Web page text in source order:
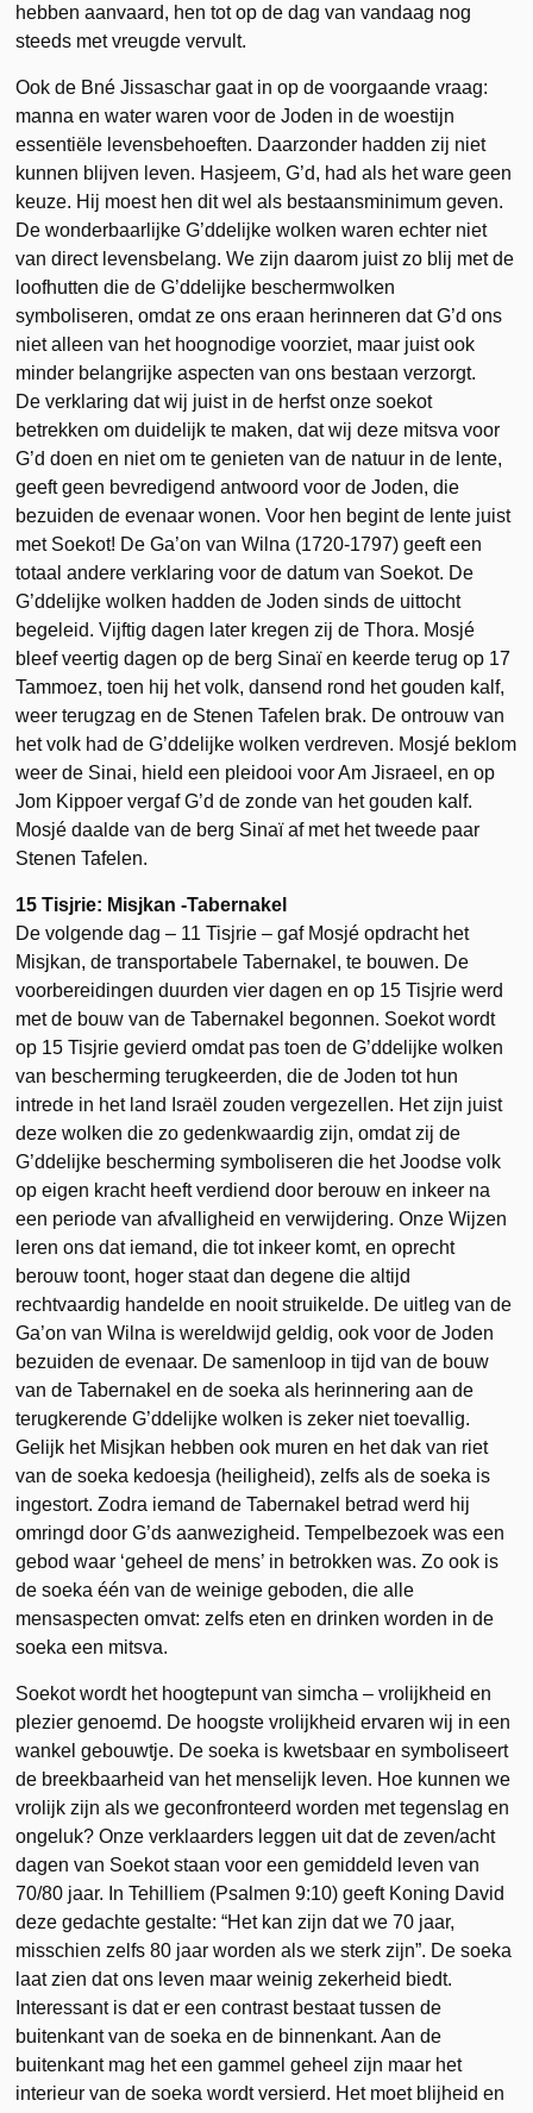
hebben aanvaard, hen tot op de dag van vandaag nog
steeds met vreugde vervult.
Ook de Bné Jissaschar gaat in op de voorgaande vraag:
manna en water waren voor de Joden in de woestijn
essentiële levensbehoeften. Daarzonder hadden zij niet
kunnen blijven leven. Hasjeem, G’d, had als het ware geen
keuze. Hij moest hen dit wel als bestaansminimum geven.
De wonderbaarlijke G’ddelijke wolken waren echter niet
van direct levensbelang. We zijn daarom juist zo blij met de
loofhutten die de G’ddelijke beschermwolken
symboliseren, omdat ze ons eraan herinneren dat G’d ons
niet alleen van het hoognodige voorziet, maar juist ook
minder belangrijke aspecten van ons bestaan verzorgt.
De verklaring dat wij juist in de herfst onze soekot
betrekken om duidelijk te maken, dat wij deze mitsva voor
G’d doen en niet om te genieten van de natuur in de lente,
geeft geen bevredigend antwoord voor de Joden, die
bezuiden de evenaar wonen. Voor hen begint de lente juist
met Soekot! De Ga’on van Wilna (1720-1797) geeft een
totaal andere verklaring voor de datum van Soekot. De
G’ddelijke wolken hadden de Joden sinds de uittocht
begeleid. Vijftig dagen later kregen zij de Thora. Mosjé
bleef veertig dagen op de berg Sinaï en keerde terug op 17
Tammoez, toen hij het volk, dansend rond het gouden kalf,
weer terugzag en de Stenen Tafelen brak. De ontrouw van
het volk had de G’ddelijke wolken verdreven. Mosjé beklom
weer de Sinai, hield een pleidooi voor Am Jisraeel, en op
Jom Kippoer vergaf G’d de zonde van het gouden kalf.
Mosjé daalde van de berg Sinaï af met het tweede paar
Stenen Tafelen.
15 Tisjrie: Misjkan -Tabernakel
De volgende dag – 11 Tisjrie – gaf Mosjé opdracht het
Misjkan, de transportabele Tabernakel, te bouwen. De
voorbereidingen duurden vier dagen en op 15 Tisjrie werd
met de bouw van de Tabernakel begonnen. Soekot wordt
op 15 Tisjrie gevierd omdat pas toen de G’ddelijke wolken
van bescherming terugkeerden, die de Joden tot hun
intrede in het land Israël zouden vergezellen. Het zijn juist
deze wolken die zo gedenkwaardig zijn, omdat zij de
G’ddelijke bescherming symboliseren die het Joodse volk
op eigen kracht heeft verdiend door berouw en inkeer na
een periode van afvalligheid en verwijdering. Onze Wijzen
leren ons dat iemand, die tot inkeer komt, en oprecht
berouw toont, hoger staat dan degene die altijd
rechtvaardig handelde en nooit struikelde. De uitleg van de
Ga’on van Wilna is wereldwijd geldig, ook voor de Joden
bezuiden de evenaar. De samenloop in tijd van de bouw
van de Tabernakel en de soeka als herinnering aan de
terugkerende G’ddelijke wolken is zeker niet toevallig.
Gelijk het Misjkan hebben ook muren en het dak van riet
van de soeka kedoesja (heiligheid), zelfs als de soeka is
ingestort. Zodra iemand de Tabernakel betrad werd hij
omringd door G’ds aanwezigheid. Tempelbezoek was een
gebod waar ‘geheel de mens’ in betrokken was. Zo ook is
de soeka één van de weinige geboden, die alle
mensaspecten omvat: zelfs eten en drinken worden in de
soeka een mitsva.
Soekot wordt het hoogtepunt van simcha – vrolijkheid en
plezier genoemd. De hoogste vrolijkheid ervaren wij in een
wankel gebouwtje. De soeka is kwetsbaar en symboliseert
de breekbaarheid van het menselijk leven. Hoe kunnen we
vrolijk zijn als we geconfronteerd worden met tegenslag en
ongeluk? Onze verklaarders leggen uit dat de zeven/acht
dagen van Soekot staan voor een gemiddeld leven van
70/80 jaar. In Tehilliem (Psalmen 9:10) geeft Koning David
deze gedachte gestalte: “Het kan zijn dat we 70 jaar,
misschien zelfs 80 jaar worden als we sterk zijn”. De soeka
laat zien dat ons leven maar weinig zekerheid biedt.
Interessant is dat er een contrast bestaat tussen de
buitenkant van de soeka en de binnenkant. Aan de
buitenkant mag het een gammel geheel zijn maar het
interieur van de soeka wordt versierd. Het moet blijheid en